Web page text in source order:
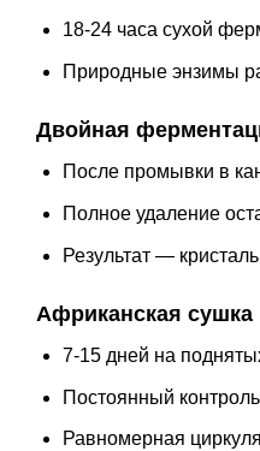
18-24 часа сухой
Природные энзимы
Двойная
После промывки в
Полное удаление
Результат —
Африканская сушка
7-15 дней на
Постоянный
Равномерная